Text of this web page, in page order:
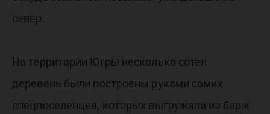
север.
На территории Югры несколько сотен
деревень были построены руками самих
спецпоселенцев, которых выгружали из барж